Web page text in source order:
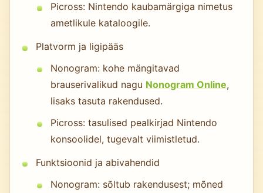
Picross: Nintendo kaubamärgiga nimetus
ametlikule kataloogile.
Platvorm ja ligipääs
Nonogram: kohe mängitavad
brauserivalikud nagu Nonogram Online,
lisaks tasuta rakendused.
Picross: tasulised pealkirjad Nintendo
konsoolidel, tugevalt viimistletud.
Funktsioonid ja abivahendid
Nonogram: sõltub rakendusest; mõned